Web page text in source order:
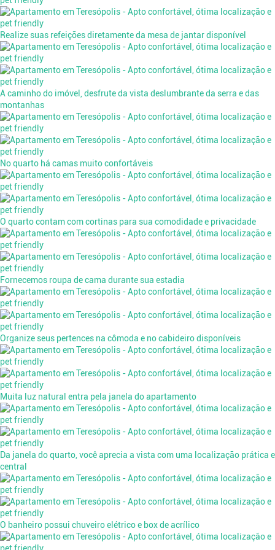
Realize suas refeições diretamente da mesa de jantar disponível
A caminho do imóvel, desfrute da vista deslumbrante da serra e das
montanhas
No quarto há camas muito confortáveis
O quarto contam com cortinas para sua comodidade e privacidade
Fornecemos roupa de cama durante sua estadia
Organize seus pertences na cômoda e no cabideiro disponíveis
Muita luz natural entra pela janela do apartamento
Da janela do quarto, você aprecia a vista com uma localização prática e
central
O banheiro possui chuveiro elétrico e box de acrílico